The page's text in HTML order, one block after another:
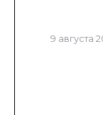
9 августа